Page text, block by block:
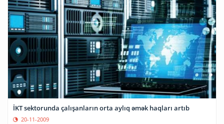
İKT sektorunda çalışanların orta aylıq əmək haqları artıb
20-11-2009